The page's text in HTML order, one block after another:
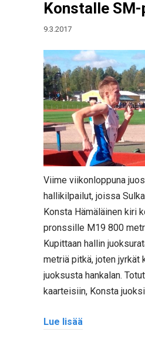
Konstalle
9.3.2017
Viime viikonloppuna
hallikilpailut, joissa
Konsta Hämäläinen kiri
pronssille M19 800
Kupittaan hallin
metriä pitkä, joten jyrkät
juoksusta hankalan.
kaarteisiin, Konsta juoksi
Lue lisää